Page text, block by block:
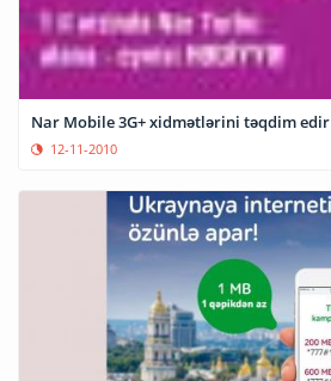
Nar Mobile 3G+ xidmətlərini təqdim edir
12-11-2010